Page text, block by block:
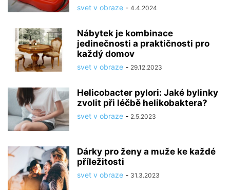
svet v obraze - 4.4.2024
Nábytek je kombinace
jedinečnosti a praktičnosti pro
každý domov
svet v obraze - 29.12.2023
Helicobacter pylori: Jaké bylinky
zvolit při léčbě helikobaktera?
svet v obraze - 2.5.2023
Dárky pro ženy a muže ke každé
příležitosti
svet v obraze - 31.3.2023